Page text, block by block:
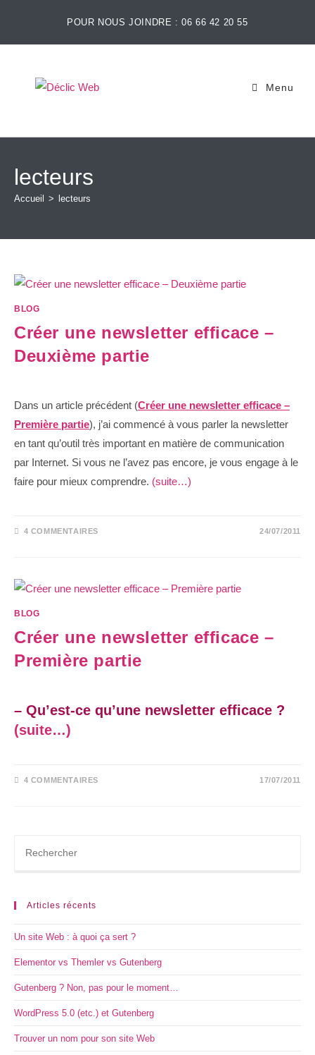
POUR NOUS JOINDRE : 06 66 42 20 55
Menu
lecteurs
Accueil > lecteurs
BLOG
Créer une newsletter efficace –
Deuxième partie
Dans un article précédent (Créer une newsletter efficace –
Première partie), j’ai commencé à vous parler la newsletter
en tant qu’outil très important en matière de communication
par Internet. Si vous ne l’avez pas encore, je vous engage à le
faire pour mieux comprendre. (suite…)
4 COMMENTAIRES 24/07/2011
BLOG
Créer une newsletter efficace –
Première partie
– Qu’est-ce qu’une newsletter efficace ?
(suite…)
4 COMMENTAIRES 17/07/2011
Articles récents
Un site Web : à quoi ça sert ?
Elementor vs Themler vs Gutenberg
Gutenberg ? Non, pas pour le moment…
WordPress 5.0 (etc.) et Gutenberg
Trouver un nom pour son site Web